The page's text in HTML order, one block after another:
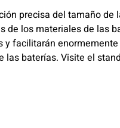
precisa del tamaño
de los materiales de las
facilitarán
baterías. Visite el